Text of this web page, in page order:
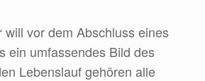
will vor dem Abschluss eines
ein umfassendes Bild des
Lebenslauf gehören alle